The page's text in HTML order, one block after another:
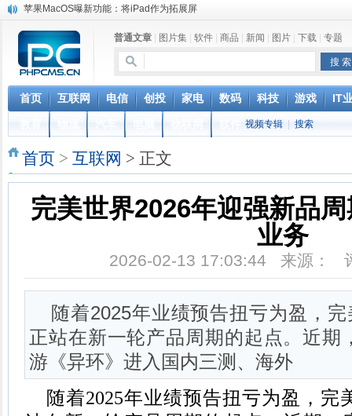
苹果MacOS曝新功能：将iPad作为拓展屏
苹果与高通和解 英特尔失去重要移动客户
小米高管：虽然高通与苹果和解，但5G iPhone最快明年下半年发布
iOS 13加入黑暗模式 多功能加持6月份见
高通与苹果达成和解，双方达成6年许可协议
元宇宙持续火热 应用爆发落地需实时网络支撑
山姆会员店APP默认五星好评被罚30万 涉不正当竞争
奔驰维权女车主捅出了一个最大的瓜
普通文章 图片集 软件 商品 新闻 图片 下载 专题
首页 互联网 电信 创投 家电 数码 科技 游戏 IT
视频专辑 搜索
首页 > 互联网 > 正文
完美世界2026年迎强新品
业务
2026-02-13 17:03:44 来源：
随着2025年业绩预告扭亏为盈，
正站在新一轮产品周期的起点。近期
游《异环》进入国内三测、海外
随着2025年业绩预告扭亏为盈，完